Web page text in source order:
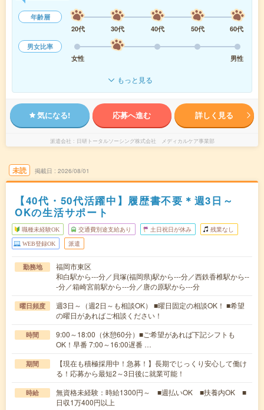
年齢層
20代
30代 40代 50代
60代
男女比率
女性
男性
もっと見る
気になる! 応募へ進む 詳しく見る
派遣会社 日研トータルソーシング株式会社 メディカルケア事業部
未読 掲載日 2026/08/01
【40代・50代活躍中】履歴書不要＊週3日～
OKの生活サポート
職種未経験OK 交通費別途支給あり 土日祝日が休み 残業なし
WEB登録OK 派遣
勤務地
福岡市東区
和白駅から---分／貝塚(福岡県)駅から---分／西鉄香椎駅から--
-分／箱崎宮前駅から---分／唐の原駅から---分
曜日頻度
週3日～（週2日～も相談OK） ■曜日固定の相談OK！ ■希望
の曜日があればご相談ください！
時間
9:00～18:00（休憩60分）■ご希望があれば下記シフトも
OK！早番 7:00～16:00遅番 …
期間
【現在も積極採用中！急募！】長期でじっくり安心して働け
る！応募から最短2～3日後に就業可能！
時給
無資格未経験：時給1300円～ ■週払いOK ■扶養内OK ■
日収1万400円以上